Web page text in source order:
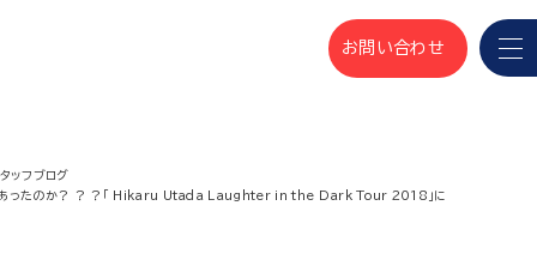
お問い合わせ
ッフブログ
あったのか？ ？ ？「 Hikaru Utada Laughter in the Dark Tour 2018」に